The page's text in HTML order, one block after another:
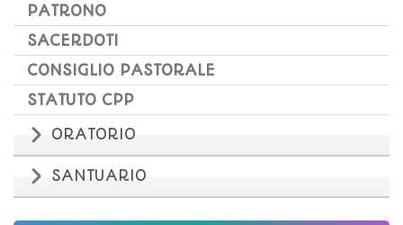
PATRONO
SACERDOTI
CONSIGLIO PASTORALE
STATUTO CPP
ORATORIO
SANTUARIO